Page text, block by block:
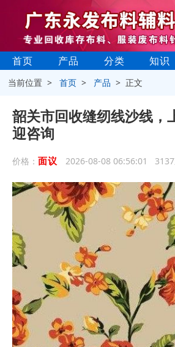
首页 产品 分类 知识
当前位置 >首页 > 产品 > 正文
韶关市回收缝纫线沙线，
迎咨询
价格： 面议 2026-08-08 06:56:01